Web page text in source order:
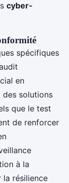
cyber-
spécifiques
en
des solutions
que le test
de renforcer
à la
résilience